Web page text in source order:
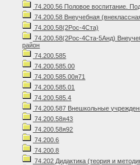
74.200.56 Половое воспитание.
74.200.58 Внеучебная
74.200.58(2Рос-4Ста)
74.200.58(2Рос-4Ста-5Анд)
район
74.200.585
74.200.585.00
74.200.585.00я71
74.200.585.01
74.200.585.4
74.200.587 Внешкольные
74.200.58я43
74.200.58я92
74.200.6
74.200.8
74.202 Дидактика (теория и